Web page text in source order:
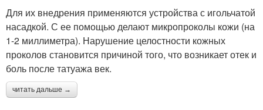
Для их внедрения применяются устройства с игольчатой
насадкой. С ее помощью делают микропроколы кожи (на
1-2 миллиметра). Нарушение целостности кожных
проколов становится причиной того, что возникает отек и
боль после татуажа век.
читать дальше →